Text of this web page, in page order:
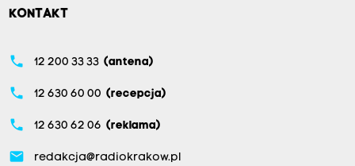
KONTAKT
phone 12 200 33 33 (antena)
phone 12 630 60 00 (recepcja)
phone 12 630 62 06 (reklama)
email redakcja@radiokrakow.pl